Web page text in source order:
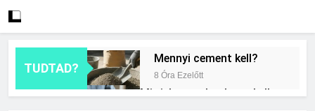
TUDTAD?
Mennyi cement kell?
8 Óra Ezelőtt
Mit jelent a thm hogy kell